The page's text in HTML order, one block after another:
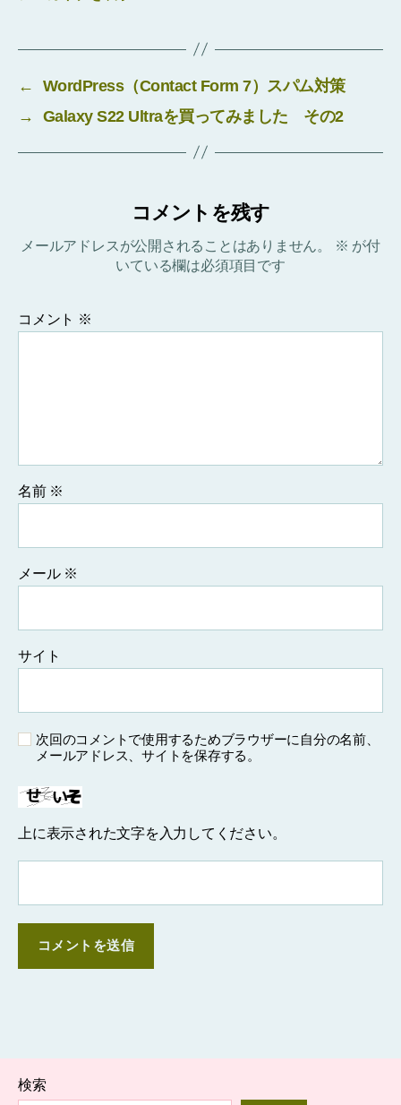
←
WordPress（Contact Form 7）スパム対策
→
Galaxy S22 Ultraを買ってみました その2
コメントを残す
メールアドレスが公開されることはありません。 ※ が付
いている欄は必須項目です
コメント ※
名前 ※
メール ※
サイト
次回のコメントで使用するためブラウザーに自分の名前、
メールアドレス、サイトを保存する。
上に表示された文字を入力してください。
検索